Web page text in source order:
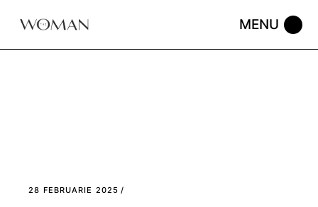
28 FEBRUARIE 2025